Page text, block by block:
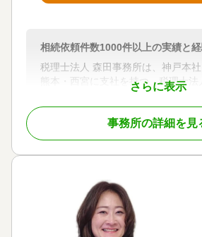
ご訪問費用は弊所負担となります。
▼費用ご提示からお支払いの流れ
「費用は最初に決定し、追加費用無
・交通費、通信料は費用に含まれま
・ご請求は納品時（お手続き完了後
ご検討頂ければ幸いです。
どうぞよろしくお願い致します。
対応地域
さらに表示
相続依頼件数1000件以上の実績と
税理士法人 森田事務所は、神戸本社
熊本・西宮に支社を持つ、税理士法
相続が発生したときに生じる困りご
たいことと思いますが、問題が起き
少なくありません。1000件以上の
けた実績と経験をもとに、【相続】
く【笑顔相続】になるよう、誠心誠
兵庫・大阪・京都・奈良・和歌山・
崎・熊本
事務所の詳細を見